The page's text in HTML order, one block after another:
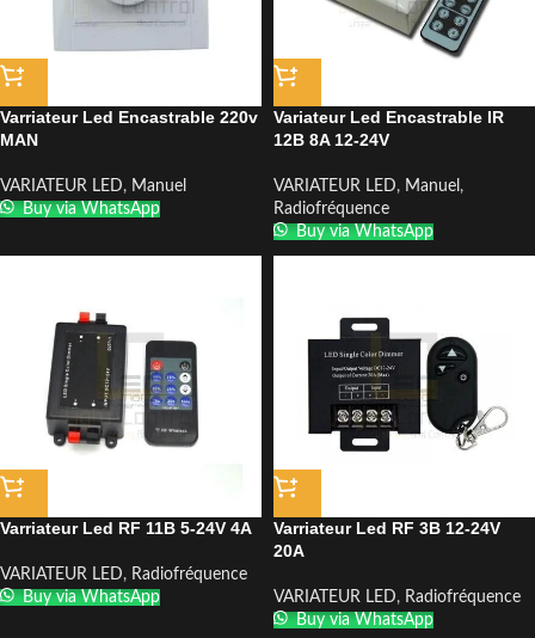
Varriateur Led Encastrable 220v
MAN
VARIATEUR LED, Manuel
Buy via WhatsApp
Variateur Led Encastrable IR
12B 8A 12-24V
VARIATEUR LED, Manuel ,
Radiofréquence
Buy via WhatsApp
Varriateur Led RF 11B 5-24V 4A
VARIATEUR LED, Radiofréquence
Buy via WhatsApp
Varriateur Led RF 3B 12-24V
20A
VARIATEUR LED, Radiofréquence
Buy via WhatsApp